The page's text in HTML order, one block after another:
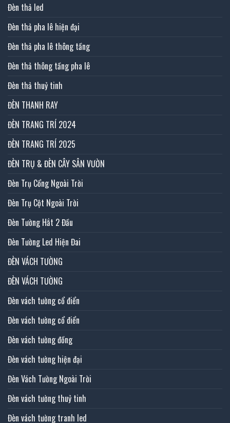
Đèn thả led
Đèn thả pha lê hiện đại
Đèn thả pha lê thông tầng
Đèn thả thông tầng pha lê
Đèn thả thuỷ tinh
ĐÈN THANH RAY
ĐÈN TRANG TRÍ 2024
ĐÈN TRANG TRÍ 2025
ĐÈN TRỤ & ĐÈN CÂY SÂN VƯỜN
Đèn Trụ Cổng Ngoài Trời
Đèn Trụ Cột Ngoài Trời
Đèn Tường Hắt 2 Đầu
Đèn Tường Led Hiện Đai
ĐÈN VÁCH TƯỜNG
ĐÈN VÁCH TƯỜNG
Đèn vách tường cổ điển
Đèn vách tường cổ điển
Đèn vách tường đồng
Đèn vách tường hiện đại
Đèn Vách Tường Ngoài Trời
Đèn vách tường thuỷ tinh
Đèn vách tường tranh led